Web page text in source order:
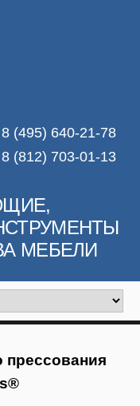
8 (495) 640-21-78
8 (812) 703-01-13
МЕБЕЛИ
прессования